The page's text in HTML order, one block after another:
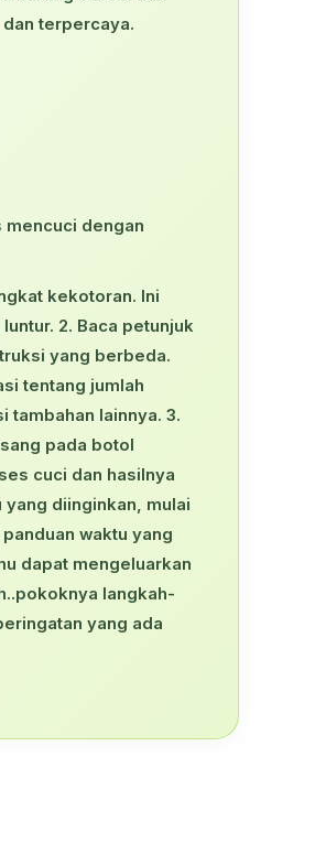
terpercaya.
mencuci dengan
kekotoran. Ini
2. Baca petunjuk
yang berbeda.
tentang jumlah
tambahan lainnya. 3.
pada botol
cuci dan hasilnya
diinginkan, mulai
waktu yang
dapat mengeluarkan
langkah-
yang ada